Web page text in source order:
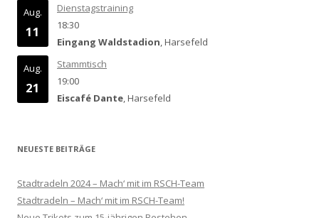
Aug.
11
Dienstagstraining
18:30
Eingang Waldstadion, Harsefeld
Aug.
21
Stammtisch
19:00
Eiscafé Dante, Harsefeld
NEUESTE BEITRÄGE
Stadtradeln 2024 – Mach‘ mit im RSCH-Team
Stadtradeln – Mach‘ mit im RSCH-Team!